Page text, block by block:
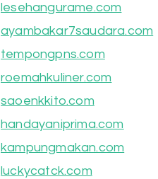
lesehangurame.com
ayambakar7saudara.com
tempongpns.com
roemahkuliner.com
saoenkkito.com
handayaniprima.com
kampungmakan.com
luckycatck.com